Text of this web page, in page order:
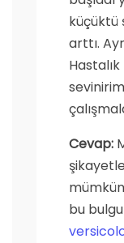
küçüktü
arttı.
Cevap:
bu